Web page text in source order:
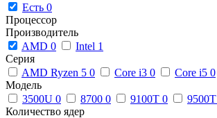
Есть 0
Процессор
Производитель
AMD 0 Intel 1
Серия
AMD Ryzen 5 0 Core i3 0 Core i5 0
Модель
3500U 0 8700 0 9100T 0 9500T
Количество ядер